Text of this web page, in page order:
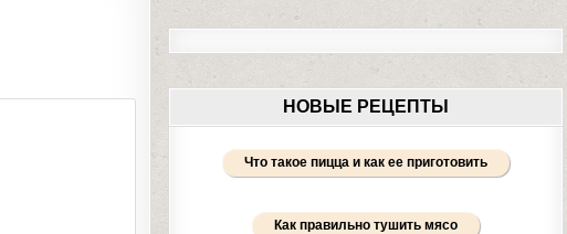
НОВЫЕ РЕЦЕПТЫ
Что такое пицца и как ее приготовить
Как правильно тушить мясо